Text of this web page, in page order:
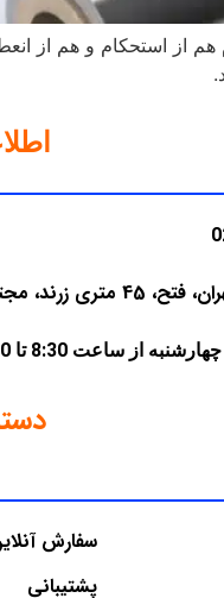
هم از استحکام و هم از
45 متری زرند، مجتمع تجاری پارسه، پلاک 38
ساعت 8:30 تا 16:30 – پنجشنبه از ساعت 8:30 تا 12:30
سفارش
پشتیبانی